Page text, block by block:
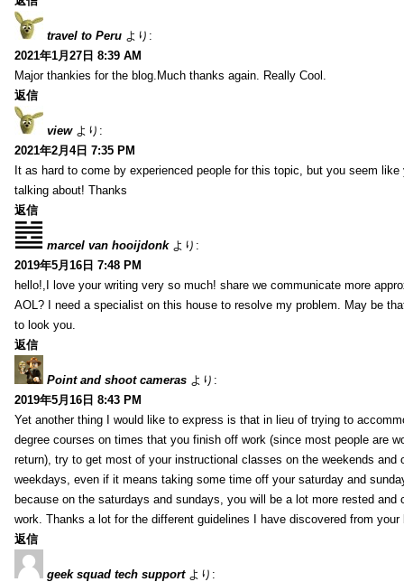
travel to Peru より:
2021年1月27日 8:39 AM
Major thankies for the blog.Much thanks again. Really Cool.
返信
view より:
2021年2月4日 7:35 PM
It as hard to come by experienced people for this topic, but you seem like
talking about! Thanks
返信
marcel van hooijdonk より:
2019年5月16日 7:48 PM
hello!,I love your writing very so much! share we communicate more
AOL? I need a specialist on this house to resolve my problem. May be
to look you.
返信
Point and shoot cameras より:
2019年5月16日 8:43 PM
Yet another thing I would like to express is that in lieu of trying to
degree courses on times that you finish off work (since most people are
return), try to get most of your instructional classes on the weekends and
weekdays, even if it means taking some time off your saturday and
because on the saturdays and sundays, you will be a lot more rested and
work. Thanks a lot for the different guidelines I have discovered from your
返信
geek squad tech support より: